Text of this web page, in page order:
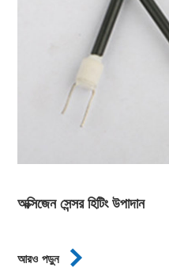
অক্সিজেন সেন্সর হিটিং উপাদান
আরও পড়ুন 